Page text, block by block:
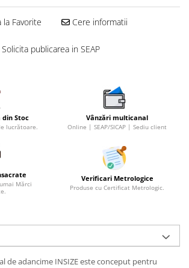
digitale
mecanice
digitale de
digitale de
ceas
mecanice
Favorite Cere informatii
publicarea in SEAP
din Stoc
lucrătoare.
Vânzări multicanal
Online | SEAP/SICAP | Sediu client
Mărci
Verificari Metrologice
Produse cu Certificat Metrologic.
de adancime INSIZE este conceput pentru